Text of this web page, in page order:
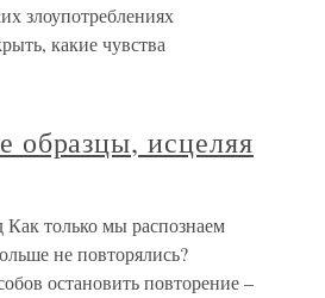
злоупотреблениях
какие чувства
образцы, исцеляя
только мы распознаем
не повторялись?
остановить повторение –